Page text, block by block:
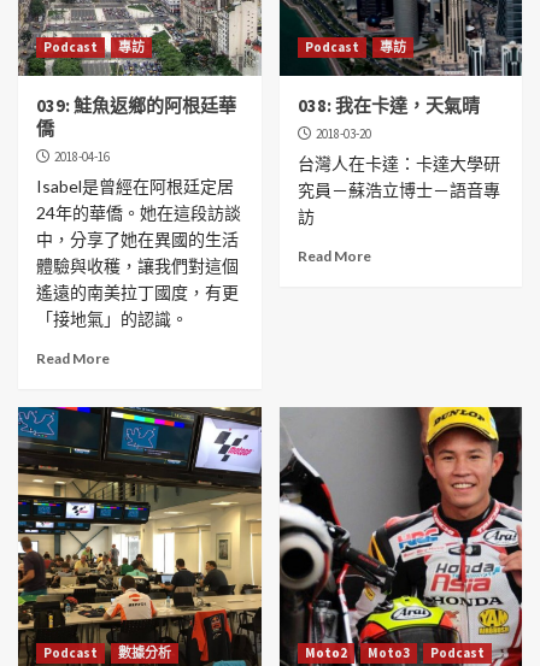
Podcast 專訪
039: 鮭魚返鄉的阿根廷華
僑
2018-04-16
Isabel是曾經在阿根廷定居
24年的華僑。她在這段訪談
中，分享了她在異國的生活
體驗與收穫，讓我們對這個
遙遠的南美拉丁國度，有更
「接地氣」的認識。
Read More
Podcast 專訪
038: 我在卡達，天氣晴
2018-03-20
台灣人在卡達：卡達大學研
究員－蘇浩立博士－語音專
訪
Read More
Podcast
數據分析
Moto2 Moto3
Podcast